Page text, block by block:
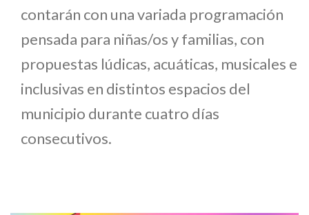
contarán con una variada programación
pensada para niñas/os y familias, con
propuestas lúdicas, acuáticas, musicales e
inclusivas en distintos espacios del
municipio durante cuatro días
consecutivos.